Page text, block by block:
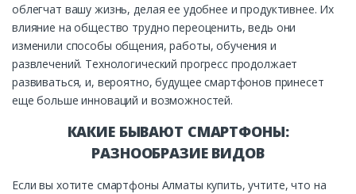
облегчат вашу жизнь, делая ее удобнее и продуктивнее. Их
влияние на общество трудно переоценить, ведь они
изменили способы общения, работы, обучения и
развлечений. Технологический прогресс продолжает
развиваться, и, вероятно, будущее смартфонов принесет
еще больше инноваций и возможностей.
КАКИЕ БЫВАЮТ СМАРТФОНЫ:
РАЗНООБРАЗИЕ ВИДОВ
Если вы хотите смартфоны Алматы купить, учтите, что на